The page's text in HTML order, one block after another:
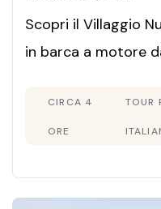
Scopri il Villaggio
in barca a motore
2026.CIRCA 4
ORE
TOUR